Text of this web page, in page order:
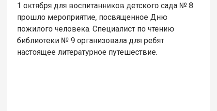
1 октября для воспитанников детского сада № 8
прошло мероприятие, посвященное Дню
пожилого человека. Специалист по чтению
библиотеки № 9 организовала для ребят
настоящее литературное путешествие.